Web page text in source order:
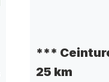
***
25 km